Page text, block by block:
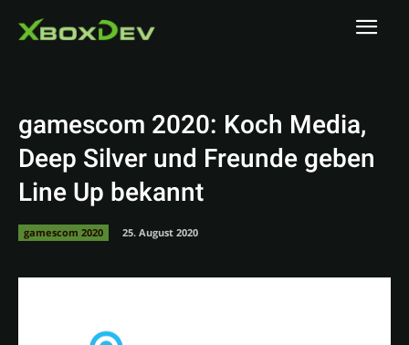
gamescom 2020: Koch Media,
Deep Silver und Freunde geben
Line Up bekannt
gamescom 2020 25. August 2020